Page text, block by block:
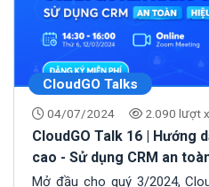
CloudGO Talks
04/07/2024 2.090 lượt
CloudGO Talk 16 | Hướng
cao - Sử dụng CRM an
Mở đầu cho quý 3/2024,